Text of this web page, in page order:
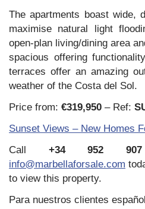
The apartments boast wide,
maximise natural light
open-plan living/dining area
spacious offering
terraces offer an amazing
weather of the Costa del Sol.
Price from: €319,950 – Ref:
Sunset Views – New Homes
Call +34 952
info@marbellaforsale.com
to view this property.
Para nuestros clientes